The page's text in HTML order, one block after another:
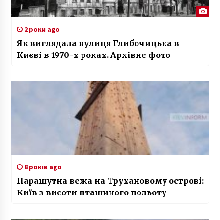
2 роки ago
Як виглядала вулиця Глибочицька в
Києві в 1970-х роках. Архівне фото
8 років ago
Парашутна вежа на Трухановому острові:
Київ з висоти пташиного польоту